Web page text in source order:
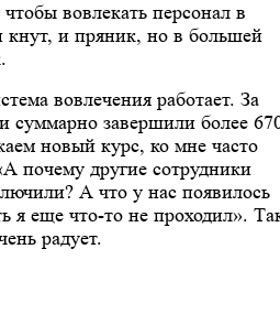
вовлекать персонал в
кнут, и пряник, но в большей
вовлечения работает. За
суммарно завершили более
новый курс, ко мне часто
почему другие сотрудники
А что у нас появилось
я еще что-то не проходил».
радует.